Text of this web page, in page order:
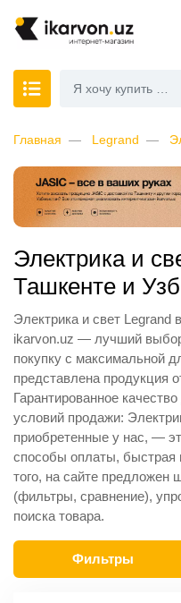
Главная Legrand
Электрика и
Ташкенте и
Электрика и свет Legrand
ikarvon.uz — лучший
покупку с максимальной
представлена продукция
Гарантированное
условий продажи:
приобретенные у нас, —
способы оплаты, быстрая
того, на сайте предложен
(фильтры, сравнение),
поиска товара.
Фильтры